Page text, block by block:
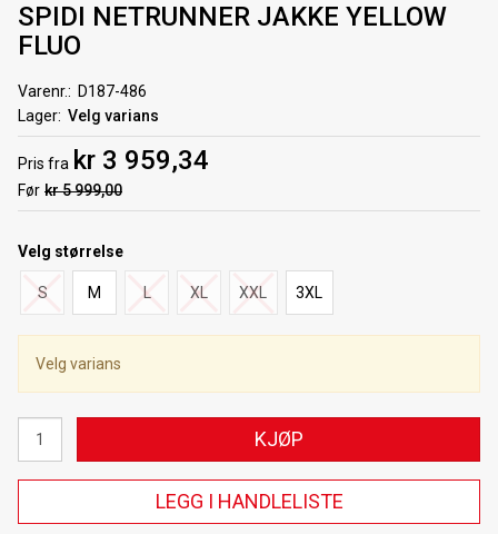
SPIDI NETRUNNER JAKKE YELLOW
FLUO
Varenr.
D187-486
Lager Velg varians
Pris fra kr 3 959,34
Før kr 5 999,00
Velg størrelse
S M L XL XXL 3XL
Velg varians
KJØP
LEGG I HANDLELISTE